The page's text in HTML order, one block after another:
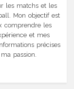
les matchs et les
Mon objectif est
comprendre les
et mes
précises
passion.